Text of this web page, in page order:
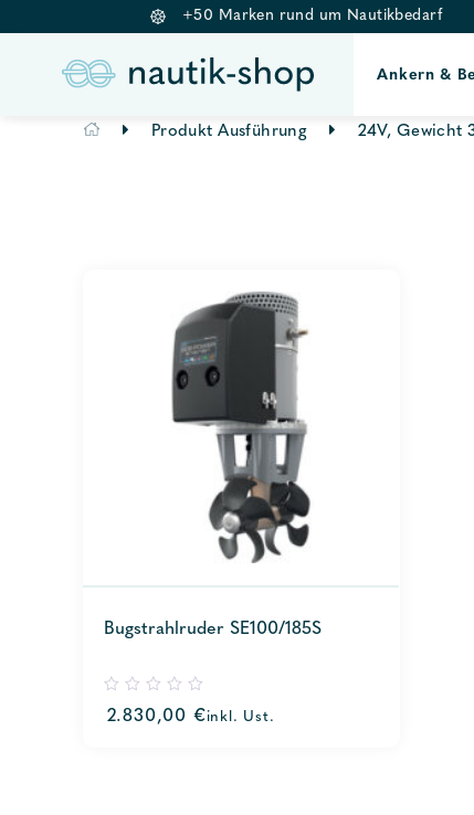
+50 Marken rund um Nautikbedarf
Ankern &
Produkt Ausführung 24V, Gewicht
Bugstrahlruder SE100/185S
out
2.830,00 €inkl. Ust.